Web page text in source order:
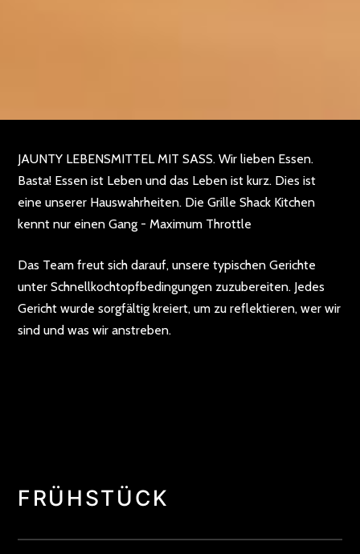
JAUNTY LEBENSMITTEL MIT SASS. Wir lieben Essen.
Basta! Essen ist Leben und das Leben ist kurz. Dies ist
eine unserer Hauswahrheiten. Die Grille Shack Kitchen
kennt nur einen Gang - Maximum Throttle
Das Team freut sich darauf, unsere typischen Gerichte
unter Schnellkochtopfbedingungen zuzubereiten. Jedes
Gericht wurde sorgfältig kreiert, um zu reflektieren, wer wir
sind und was wir anstreben.
FRÜHSTÜCK